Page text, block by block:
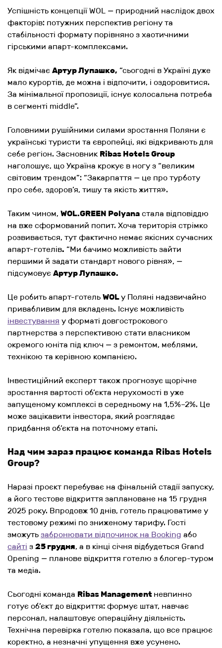
Успішність концепції WOL — природний наслідок двох
факторів: потужних перспектив регіону та
стабільності формату порівняно з хаотичними
гірськими апарт-комплексами.
Як відмічає Артур Лупашко, “сьогодні в Україні дуже
мало курортів, де можна і відпочити, і оздоровитися.
За мінімальної пропозиції, існує колосальна потреба
в сегменті middle”.
Головними рушійними силами зростання Поляни є
українські туристи та європейці, які відкривають для
себе регіон. Засновник Ribas Hotels Group
наголошує, що Україна крокує в ногу з “великим
світовим трендом”: “Закарпаття — це про турботу
про себе, здоров’я, тишу та якість життя».
Таким чином, WOL.GREEN Polyana стала відповіддю
на вже сформований попит. Хоча територія стрімко
розвивається, тут фактично немає якісних сучасних
апарт-готелів. “Ми бачимо можливість зайти
першими й задати стандарт нового рівня», —
підсумовує Артур Лупашко.
Це робить апарт-готель WOLу Поляні надзвичайно
привабливим для вкладень. Існує можливість
інвестування у форматі довгострокового
партнерства з перспективою стати власником
окремого юніта під ключ — з ремонтом, меблями,
технікою та керівною компанією.
Інвестиційний експерт також прогнозує щорічне
зростання вартості об’єкта нерухомості в уже
запущеному комплексі в середньому на 1,5%–2%. Це
може зацікавити інвестора, який розглядає
придбання об’єкта на поточному етапі.
Над чим зараз працює команда Ribas Hotels
Group?
Наразі проєкт перебуває на фінальній стадії запуску,
а його тестове відкриття заплановане на 15 грудня
2025 року. Впродовж 10 днів, готель працюватиме у
тестовому режимі по зниженому тарифу. Гості
зможуть забронювати відпочинок на Booking або
сайті з 25 грудня, а в кінці січня відбудеться Grand
Opening — планове відкриття готелю з блогер-туром
та медіа.
Сьогодні команда Ribas Management невпинно
готує об’єкт до відкриття: формує штат, навчає
персонал, налаштовує операційну діяльність.
Технічна перевірка готелю показала, що все працює
коректно, а незначні упущення вже усунено.